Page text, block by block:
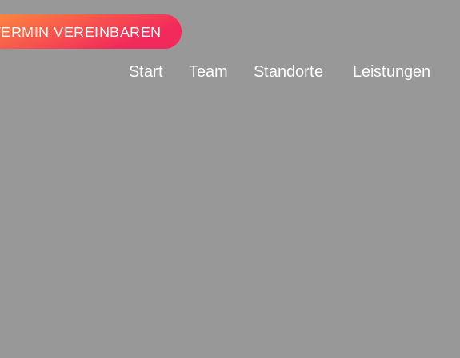
VEREINBAREN
Start Team Standorte Leistungen